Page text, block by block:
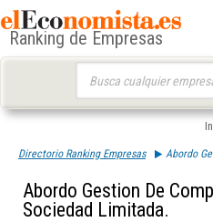
Ranking de Empresas
Directorio Ranking Empresas Abordo
Abordo Gestion De
Sociedad Limitada.